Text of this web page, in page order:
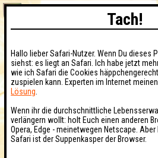
Tach!
Hallo lieber Safari-Nutzer. Wenn Du dieses
siehst: es liegt an Safari. Ich habe jetzt
wie ich Safari die Cookies
zuspielen kann. Experten im Internet
Lösung
Wenn ihr die durchschnittliche
verlängern wollt: holt Euch einen anderen
Opera, Edge - meinetwegen Netscape.
Safari ist der Suppenkasper der Browser.